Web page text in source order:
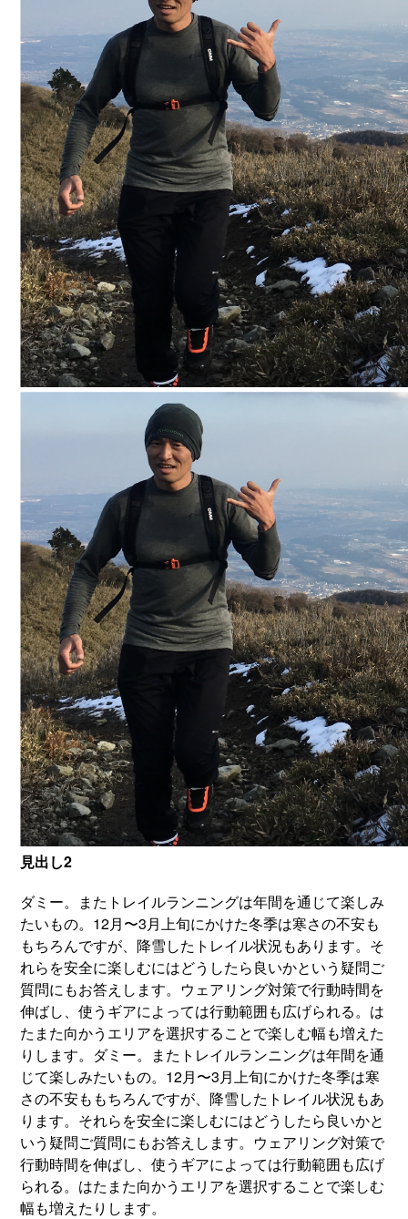
見出し2
ダミー。またトレイルランニングは年間を通じて楽しみ
たいもの。12月〜3月上旬にかけた冬季は寒さの不安も
もちろんですが、降雪したトレイル状況もあります。そ
れらを安全に楽しむにはどうしたら良いかという疑問ご
質問にもお答えします。ウェアリング対策で行動時間を
伸ばし、使うギアによっては行動範囲も広げられる。は
たまた向かうエリアを選択することで楽しむ幅も増えた
りします。ダミー。またトレイルランニングは年間を通
じて楽しみたいもの。12月〜3月上旬にかけた冬季は寒
さの不安ももちろんですが、降雪したトレイル状況もあ
ります。それらを安全に楽しむにはどうしたら良いかと
いう疑問ご質問にもお答えします。ウェアリング対策で
行動時間を伸ばし、使うギアによっては行動範囲も広げ
られる。はたまた向かうエリアを選択することで楽しむ
幅も増えたりします。